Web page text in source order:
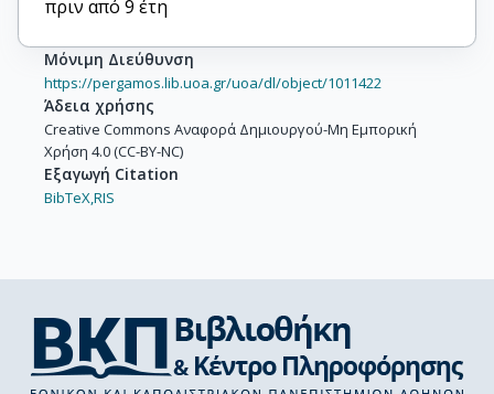
πριν από 9 έτη
Μόνιμη Διεύθυνση
https://pergamos.lib.uoa.gr/uoa/dl/object/1011422
Άδεια χρήσης
Creative Commons Αναφορά Δημιουργού-Μη Εμπορική
Χρήση 4.0 (CC-BY-NC)
Εξαγωγή Citation
BibTeX,RIS